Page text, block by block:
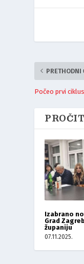
PRETHODNI
Počeo prvi
Izabrano
Grad
županiju
07.11.2025.